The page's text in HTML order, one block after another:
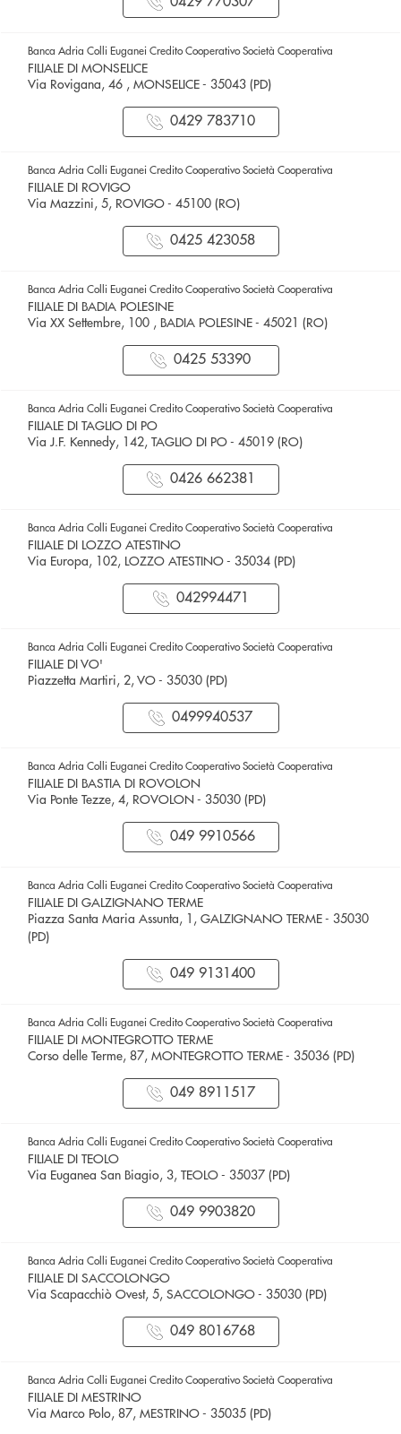
Banca Adria Colli Euganei Credito Cooperativo Società Cooperativa
FILIALE DI MONSELICE
Via Rovigana, 46 , MONSELICE - 35043 (PD)
0429 783710
Banca Adria Colli Euganei Credito Cooperativo Società Cooperativa
FILIALE DI ROVIGO
Via Mazzini, 5, ROVIGO - 45100 (RO)
0425 423058
Banca Adria Colli Euganei Credito Cooperativo Società Cooperativa
FILIALE DI BADIA POLESINE
Via XX Settembre, 100 , BADIA POLESINE - 45021 (RO)
0425 53390
Banca Adria Colli Euganei Credito Cooperativo Società Cooperativa
FILIALE DI TAGLIO DI PO
Via J.F. Kennedy, 142, TAGLIO DI PO - 45019 (RO)
0426 662381
Banca Adria Colli Euganei Credito Cooperativo Società Cooperativa
FILIALE DI LOZZO ATESTINO
Via Europa, 102, LOZZO ATESTINO - 35034 (PD)
042994471
Banca Adria Colli Euganei Credito Cooperativo Società Cooperativa
FILIALE DI VO'
Piazzetta Martiri, 2, VO - 35030 (PD)
0499940537
Banca Adria Colli Euganei Credito Cooperativo Società Cooperativa
FILIALE DI BASTIA DI ROVOLON
Via Ponte Tezze, 4, ROVOLON - 35030 (PD)
049 9910566
Banca Adria Colli Euganei Credito Cooperativo Società Cooperativa
FILIALE DI GALZIGNANO TERME
Piazza Santa Maria Assunta, 1, GALZIGNANO TERME - 35030
(PD)
049 9131400
Banca Adria Colli Euganei Credito Cooperativo Società Cooperativa
FILIALE DI MONTEGROTTO TERME
Corso delle Terme, 87, MONTEGROTTO TERME - 35036 (PD)
049 8911517
Banca Adria Colli Euganei Credito Cooperativo Società Cooperativa
FILIALE DI TEOLO
Via Euganea San Biagio, 3, TEOLO - 35037 (PD)
049 9903820
Banca Adria Colli Euganei Credito Cooperativo Società Cooperativa
FILIALE DI SACCOLONGO
Via Scapacchiò Ovest, 5, SACCOLONGO - 35030 (PD)
049 8016768
Banca Adria Colli Euganei Credito Cooperativo Società Cooperativa
FILIALE DI MESTRINO
Via Marco Polo, 87, MESTRINO - 35035 (PD)